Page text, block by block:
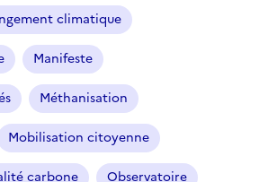
climatique
Manifeste
Méthanisation
Mobilisation citoyenne
carbone Observatoire